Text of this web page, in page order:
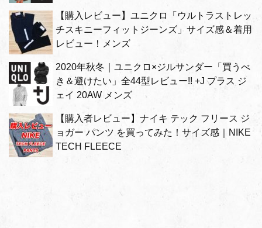
【購入レビュー】ユニクロ「ウルトラストレッ
チスキニーフィットジーンズ」サイズ感＆着用
レビュー！メンズ
2020年秋冬｜ユニクロ×ジルサンダー「買うべ
き＆避けたい」全44型レビュー!! +J プラス ジ
ェイ 20AW メンズ
【購入者レビュー】ナイキ テック フリース ジ
ョガー パンツ を買ってみた！サイズ感｜NIKE
TECH FLEECE